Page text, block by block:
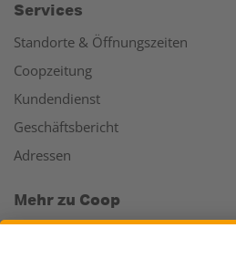
Services
Standorte & Öffnungszeiten
Coopzeitung
Kundendienst
Geschäftsbericht
Adressen
Mehr zu Coop